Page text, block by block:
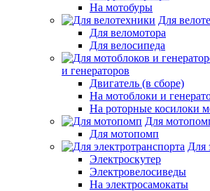
На мотобуры
Для
Для веломотора
Для велосипеда
и генераторов
Двигатель (в сборе)
На мотоблоки и
На роторные косилоки
Для
Для мотопомп
Для
Электроскутер
Электровелосиведы
На электросамокаты